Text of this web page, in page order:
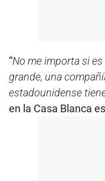
“No me importa si
grande, una
estadounidense
en la Casa Blanca